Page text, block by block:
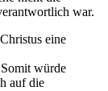
war.
eine
würde
auf die